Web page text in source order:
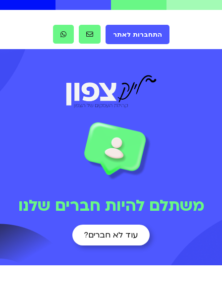
התחברות לאתר
משתלם להיות חברים שלנו
עוד לא חברים?